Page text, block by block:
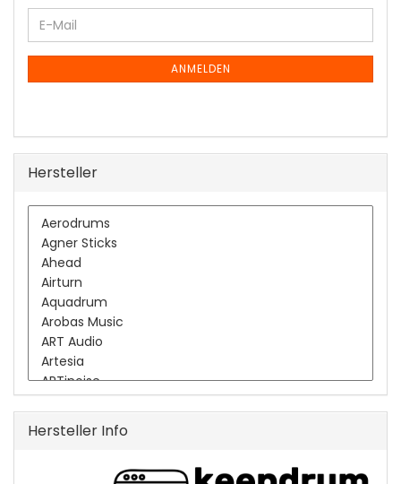
WEITER
ZUR
NEWSLETTER-
E-
Mail
ANMELDEN
Hersteller
Hersteller Info